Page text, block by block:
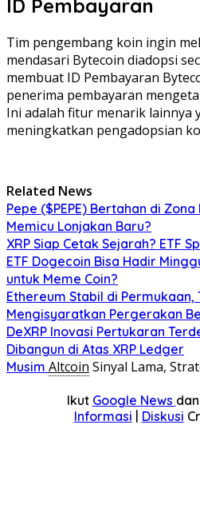
ID Pembayaran
Tim pengembang koin ingin
mendasari Bytecoin diadopsi
membuat ID Pembayaran
penerima pembayaran
Ini adalah fitur menarik lainnya
meningkatkan pengadopsian
Related News
Pepe ($PEPE) Bertahan di
Memicu Lonjakan Baru?
XRP Siap Cetak Sejarah? ETF
ETF Dogecoin Bisa Hadir
untuk Meme Coin?
Ethereum Stabil di Permukaan,
Mengisyaratkan Pergerakan
DeXRP Inovasi Pertukaran
Dibangun di Atas XRP Ledger
Musim Altcoin Sinyal Lama,
Ikut Google News
Informasi
Diskusi